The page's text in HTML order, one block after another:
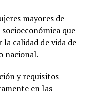
mayores de
que
calidad de vida de
nacional.
y requisitos
en las